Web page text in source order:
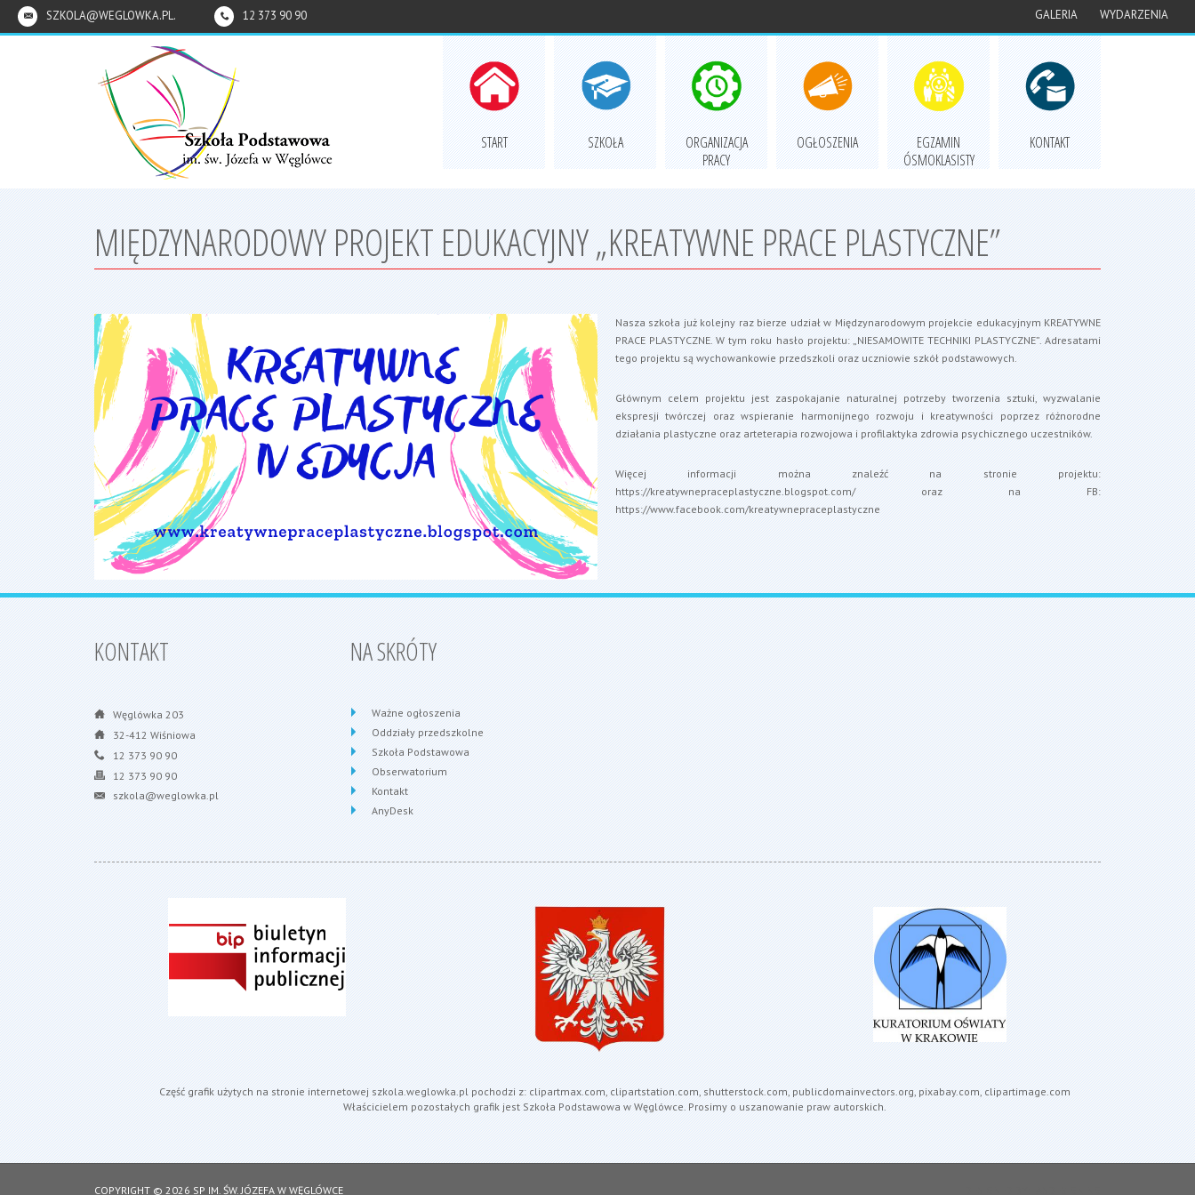
SZKOLA@WEGLOWKA.PL. 12 373 90 90 GALERIA WYDARZENIA
START SZKOŁA
ORGANIZACJA
PRACY
OGŁOSZENIA
EGZAMIN
ÓSMOKLASISTY
KONTAKT
MIĘDZYNARODOWY PROJEKT EDUKACYJNY „KREATYWNE PRACE PLASTYCZNE”
Nasza szkoła już kolejny raz bierze udział w Międzynarodowym projekcie edukacyjnym KREATYWNE
PRACE PLASTYCZNE. W tym roku hasło projektu: „NIESAMOWITE TECHNIKI PLASTYCZNE”. Adresatami
tego projektu są wychowankowie przedszkoli oraz uczniowie szkół podstawowych.
Głównym celem projektu jest zaspokajanie naturalnej potrzeby tworzenia sztuki, wyzwalanie
ekspresji twórczej oraz wspieranie harmonijnego rozwoju i kreatywności poprzez różnorodne
działania plastyczne oraz arteterapia rozwojowa i profilaktyka zdrowia psychicznego uczestników.
Więcej informacji można znaleźć na stronie projektu:
https://kreatywnepraceplastyczne.blogspot.com/oraz na FB:
https://www.facebook.com/kreatywnepraceplastyczne
KONTAKT
Węglówka 203
32-412 Wiśniowa
12 373 90 90
12 373 90 90
szkola@weglowka.pl
NA SKRÓTY
Ważne ogłoszenia
Oddziały przedszkolne
Szkoła Podstawowa
Obserwatorium
Kontakt
AnyDesk
Część grafik użytych na stronie internetowej szkola.weglowka.pl pochodzi z: clipartmax.com, clipartstation.com, shutterstock.com, publicdomainvectors.org, pixabay.com, clipartimage.com
Właścicielem pozostałych grafik jest Szkoła Podstawowa w Węglówce. Prosimy o uszanowanie praw autorskich.
COPYRIGHT © 2026 SP IM. ŚW. JÓZEFA W WĘGLÓWCE